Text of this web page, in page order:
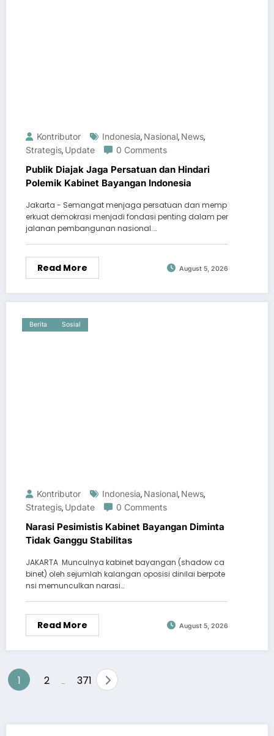
Kontributor Indonesia, Nasional, News,
Strategis, Update 0 Comments
Publik Diajak Jaga Persatuan dan Hindari
Polemik Kabinet Bayangan Indonesia
Jakarta - Semangat menjaga persatuan dan memp
erkuat demokrasi menjadi fondasi penting dalam per
jalanan pembangunan nasional.…
Read More August 5, 2026
Berita Sosial
Kontributor Indonesia, Nasional, News,
Strategis, Update 0 Comments
Narasi Pesimistis Kabinet Bayangan Diminta
Tidak Ganggu Stabilitas
JAKARTA  Munculnya kabinet bayangan (shadow ca
binet) oleh sejumlah kalangan oposisi dinilai berpote
nsi memunculkan narasi…
Read More August 5, 2026
Posts
1 2 … 371